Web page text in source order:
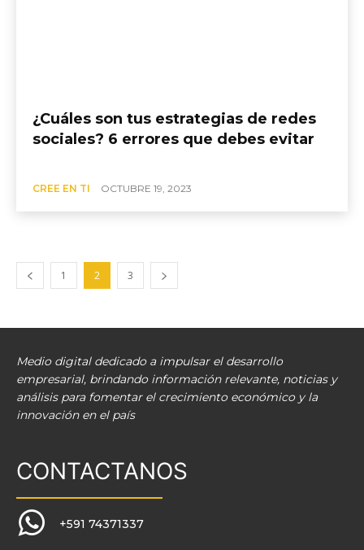
¿Cuáles son tus estrategias de redes
sociales? 6 errores que debes evitar
CREE EN TI OCTUBRE 19, 2023
1 2 3
Medio digital dedicado a impulsar el desarrollo
empresarial, brindando información relevante, noticias y
análisis para fomentar el crecimiento económico y la
innovación en el país
CONTACTANOS
+591 74371337